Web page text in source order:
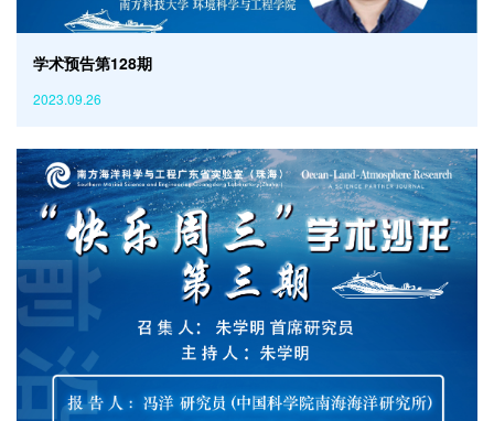
学术预告第128期
2023.09.26